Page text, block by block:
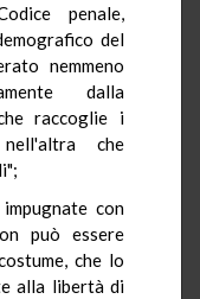
penale,
del
nemmeno
dalla
raccoglie i
che
con
può essere
che lo
alla libertà di